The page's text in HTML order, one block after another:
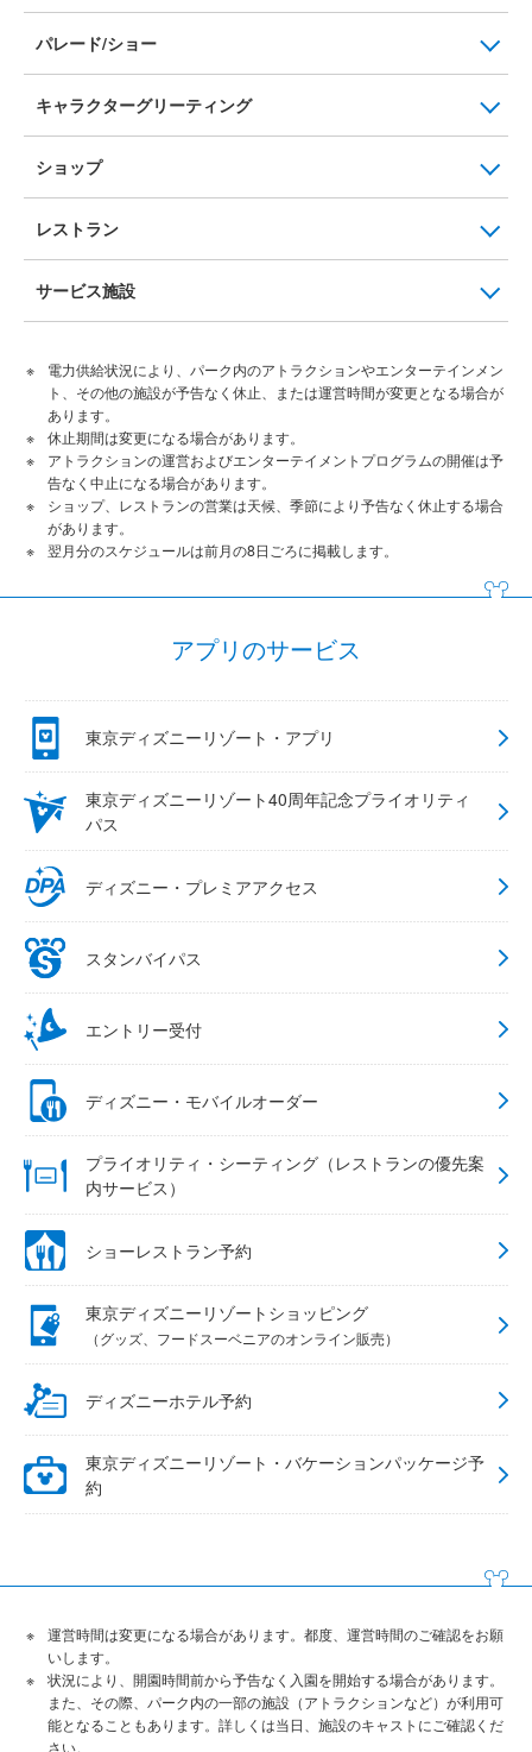
パレード/ショー
キャラクターグリーティング
ショップ
レストラン
サービス施設
電力供給状況により、パーク内のアトラクションやエンターテインメン
ト、その他の施設が予告なく休止、または運営時間が変更となる場合が
あります。
休止期間は変更になる場合があります。
アトラクションの運営およびエンターテイメントプログラムの開催は予
告なく中止になる場合があります。
ショップ、レストランの営業は天候、季節により予告なく休止する場合
があります。
翌月分のスケジュールは前月の8日ごろに掲載します。
アプリのサービス
東京ディズニーリゾート・アプリ
東京ディズニーリゾート40周年記念プライオリティ
パス
ディズニー・プレミアアクセス
スタンバイパス
エントリー受付
ディズニー・モバイルオーダー
プライオリティ・シーティング（レストランの優先案
内サービス）
ショーレストラン予約
東京ディズニーリゾートショッピング
（グッズ、フードスーベニアのオンライン販売）
ディズニーホテル予約
東京ディズニーリゾート・バケーションパッケージ予
約
運営時間は変更になる場合があります。都度、運営時間のご確認をお願
いします。
状況により、開園時間前から予告なく入園を開始する場合があります。
また、その際、パーク内の一部の施設（アトラクションなど）が利用可
能となることもあります。詳しくは当日、施設のキャストにご確認くだ
さい。